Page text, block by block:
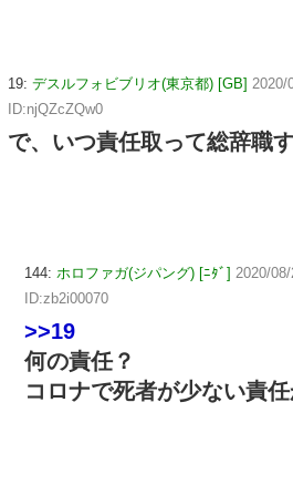
19: デスルフォビブリオ(東京都) [GB] 2020/
ID:njQZcZQw0
で、いつ責任取って総辞職
144: ホロファガ(ジパング) [ﾆﾀﾞ] 2020/
ID:zb2i00070
>>19
何の責任？
コロナで死者が少ない責任